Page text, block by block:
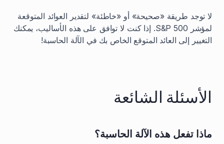
لا توجد طريقة «صحيحة» أو «خاطئة» لتقدير العوائد المتوقعة
لمؤشر S&P 500. إذا كنت لا توافق على هذه الأساليب، يمكنك
التغيير إلى العائد المتوقع الخاص بك في الآلة الحاسبة!
الأسئلة الشائعة
ماذا تفعل هذه الآلة الحاسبة؟